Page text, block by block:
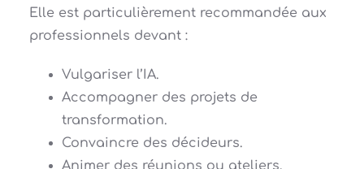
Elle est particulièrement recommandée aux
professionnels devant :
Vulgariser l’IA.
Accompagner des projets de
transformation.
Convaincre des décideurs.
Animer des réunions ou ateliers.